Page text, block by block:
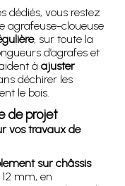
dédiés, vous restez
agrafeuse-cloueuse
, sur toute la
d’agrafes et
à ajuster
déchirer les
le bois.
de projet
vos travaux de
sur châssis
mm, en